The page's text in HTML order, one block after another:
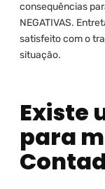
consequências
NEGATIVAS.
satisfeito com o
situação.
Existe
para